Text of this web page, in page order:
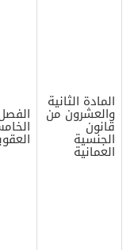
المادة الثانية
والعشرون من
قانون
الجنسية
العمانية